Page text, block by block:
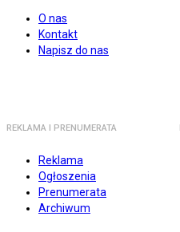
O nas
Kontakt
Napisz do nas
REKLAMA I PRENUMERATA
Reklama
Ogłoszenia
Prenumerata
Archiwum